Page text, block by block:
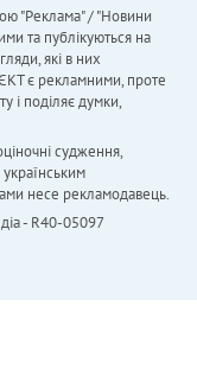
"Реклама" / "Новини
та публікуються на
які в них
є рекламними, проте
і поділяє думки,
судження,
несе рекламодавець.
- R40-05097